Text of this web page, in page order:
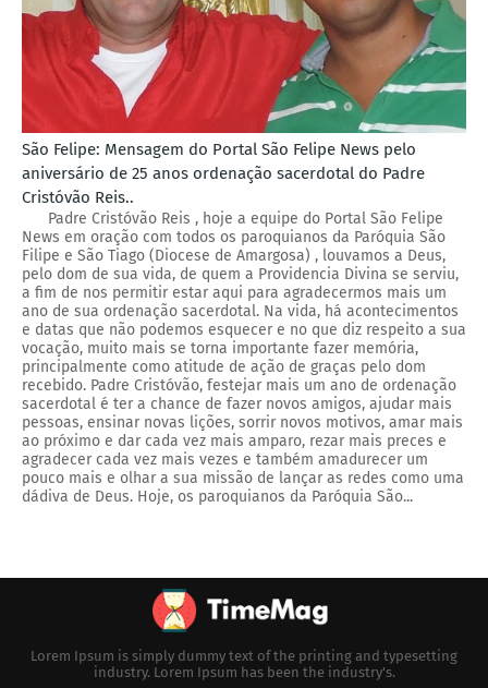
São Felipe: Mensagem do Portal São Felipe News pelo
aniversário de 25 anos ordenação sacerdotal do Padre
Cristóvão Reis..
Padre Cristóvão Reis , hoje a equipe do Portal São Felipe
News em oração com todos os paroquianos da Paróquia São
Filipe e São Tiago (Diocese de Amargosa) , louvamos a Deus,
pelo dom de sua vida, de quem a Providencia Divina se serviu,
a fim de nos permitir estar aqui para agradecermos mais um
ano de sua ordenação sacerdotal. Na vida, há acontecimentos
e datas que não podemos esquecer e no que diz respeito a sua
vocação, muito mais se torna importante fazer memória,
principalmente como atitude de ação de graças pelo dom
recebido. Padre Cristóvão, festejar mais um ano de ordenação
sacerdotal é ter a chance de fazer novos amigos, ajudar mais
pessoas, ensinar novas lições, sorrir novos motivos, amar mais
ao próximo e dar cada vez mais amparo, rezar mais preces e
agradecer cada vez mais vezes e também amadurecer um
pouco mais e olhar a sua missão de lançar as redes como uma
dádiva de Deus. Hoje, os paroquianos da Paróquia São...
Lorem Ipsum is simply dummy text of the printing and typesetting
industry. Lorem Ipsum has been the industry's.